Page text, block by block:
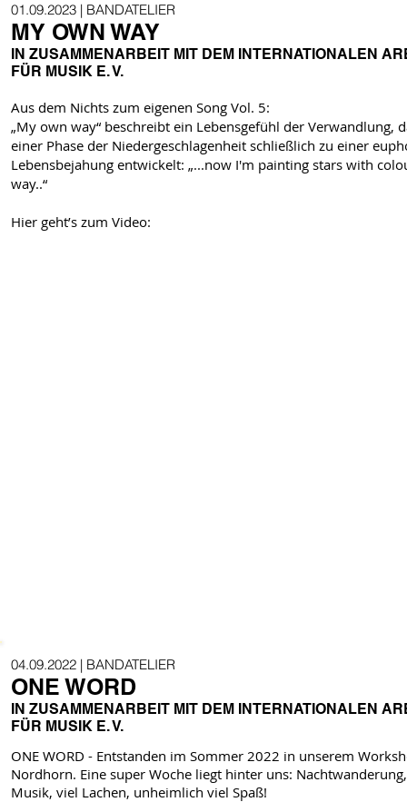
01.09.2023 | BANDATELIER
MY OWN WAY
IN ZUSAMMENARBEIT MIT DEM INTERNATIONALEN
FÜR MUSIK E. V.
Aus dem Nichts zum eigenen Song Vol. 5:
„My own way“ beschreibt ein Lebensgefühl der Verwandlung,
einer Phase der Niedergeschlagenheit schließlich zu einer
Lebensbejahung entwickelt: „...now I'm painting stars with
way..“
Hier geht’s zum Video:
04.09.2022 | BANDATELIER
ONE WORD
IN ZUSAMMENARBEIT MIT DEM INTERNATIONALEN
FÜR MUSIK E. V.
ONE WORD - Entstanden im Sommer 2022 in unserem
Nordhorn. Eine super Woche liegt hinter uns:
Musik, viel Lachen, unheimlich viel Spaß!